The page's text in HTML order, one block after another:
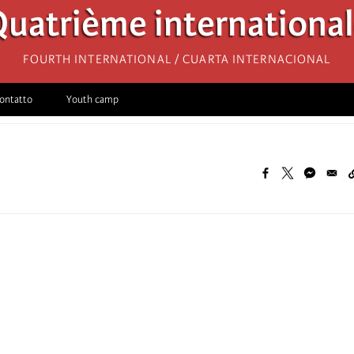
Fourth International / Cuarta Internacional
Youth camp